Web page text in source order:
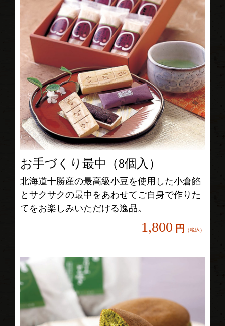
お手づくり最中（8個入）
北海道十勝産の最高級小豆を使用した小倉餡
とサクサクの最中をあわせてご自身で作りた
てをお楽しみいただける逸品。
1,800 円 （税込）